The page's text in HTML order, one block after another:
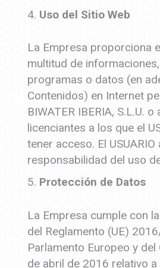
Uso del Sitio Web
La Empresa proporciona
multitud de
programas o datos (en
Contenidos) en Internet
BIWATER IBERIA, S.L.U. o
licenciantes a los que el
tener acceso. El USUARIO
responsabilidad del uso
Protección de Datos
La Empresa cumple con
del Reglamento (UE)
Parlamento Europeo y
de abril de 2016 relativo